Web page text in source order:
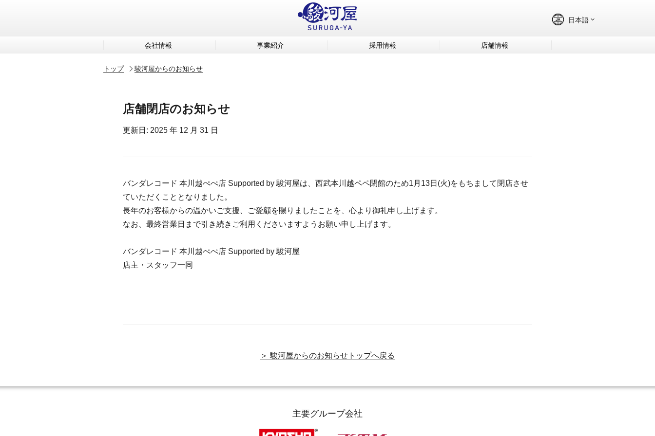
会社情報 事業紹介 採用情報 店舗情報
トップ 駿河屋からのお知らせ
店舗閉店のお知らせ
更新日: 2025 年 12 月 31 日
バンダレコード 本川越ぺぺ店 Supported by 駿河屋は、西武本川越ペペ閉館のため1月13日(火)をもちまして閉店させ
ていただくこととなりました。
長年のお客様からの温かいご支援、ご愛顧を賜りましたことを、心より御礼申し上げます。
なお、最終営業日まで引き続きご利用くださいますようお願い申し上げます。
バンダレコード 本川越ぺぺ店 Supported by 駿河屋
店主・スタッフ一同
＞ 駿河屋からのお知らせトップへ戻る
主要グループ会社